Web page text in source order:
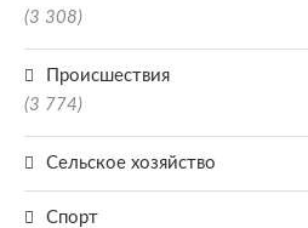
(3 308)
Происшествия
(3 774)
Сельское хозяйство
Спорт